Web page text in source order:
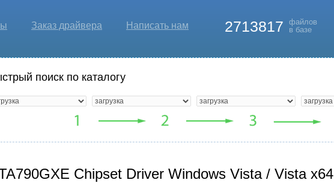
Заказ драйвера Написать нам 2713817
файлов
в базе
поиск по каталогу
Chipset Driver Windows Vista / Vista x64